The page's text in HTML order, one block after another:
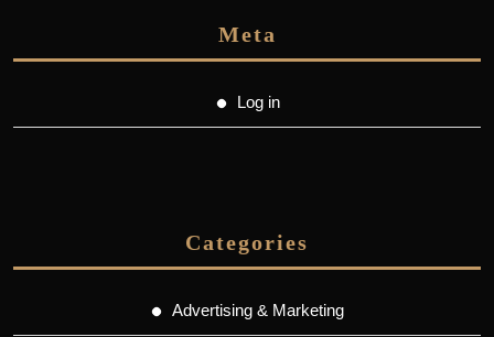
Meta
Log in
Categories
Advertising & Marketing